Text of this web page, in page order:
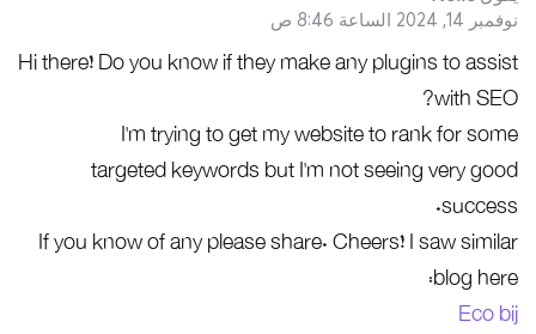
نوفمبر 14, 2024 الساعة 8:46 ص
Hi there! Do you know if they make any plugins to assist
with SEO?
I’m trying to get my website to rank for some
targeted keywords but I’m not seeing very good
success.
If you know of any please share. Cheers! I saw similar
blog here:
Eco bij